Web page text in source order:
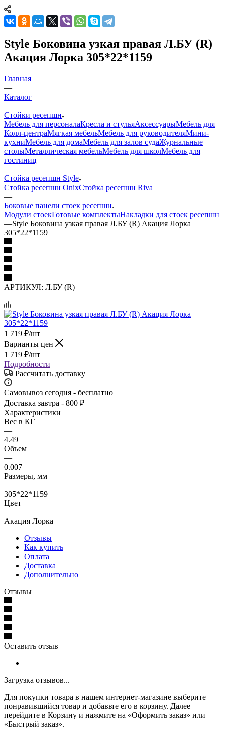
Style Боковина узкая правая Л.БУ (R)
Акация Лорка 305*22*1159
Главная
—
Каталог
—
Стойки ресепшн
Мебель для персоналаКресла и стульяАксессуарыМебель для
Колл-центраМягкая мебельМебель для руководителяМини-
кухниМебель для домаМебель для залов судаЖурнальные
столыМеталлическая мебельМебель для школМебель для
гостиниц
—
Стойка ресепшн Style
Стойка ресепшн OnixСтойка ресепшн Riva
—
Боковые панели стоек ресепшн
Модули стоекГотовые комплектыНакладки для стоек ресепшн
—Style Боковина узкая правая Л.БУ (R) Акация Лорка
305*22*1159
АРТИКУЛ: Л.БУ (R)
1 719 ₽/шт
Варианты цен
1 719 ₽/шт
Подробности
Рассчитать доставку
Самовывоз сегодня - бесплатно
Доставка завтра - 800 ₽
Характеристики
Вес в КГ
—
4.49
Объем
—
0.007
Размеры, мм
—
305*22*1159
Цвет
—
Акация Лорка
Отзывы
Как купить
Оплата
Доставка
Дополнительно
Отзывы
Оставить отзыв
Загрузка отзывов...
Для покупки товара в нашем интернет-магазине выберите
понравившийся товар и добавьте его в корзину. Далее
перейдите в Корзину и нажмите на «Оформить заказ» или
«Быстрый заказ».